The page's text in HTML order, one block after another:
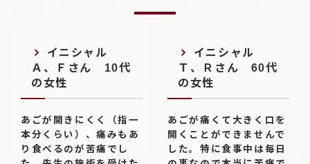
イニシャル
Ａ、Ｆさん 10代
の女性
あごが開きにくく（指一
本分くらい）、痛みもあ
り食べるのが苦痛でし
イニシャル
Ｔ、Ｒさん 60代
の女性
あごが痛くて大きく口を
開くことができませんで
した。特に食事中は毎日